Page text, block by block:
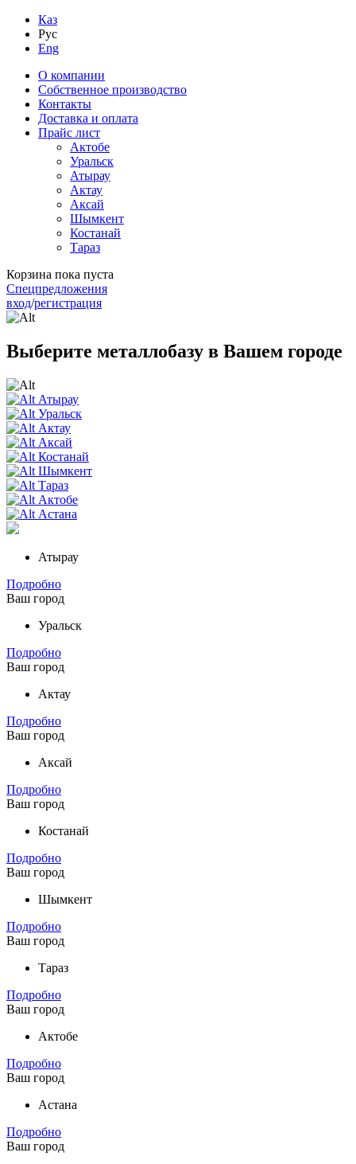
Каз
Рус
Eng
О компании
Собственное производство
Контакты
Доставка и оплата
Прайс лист
Актобе
Уральск
Атырау
Актау
Аксай
Шымкент
Костанай
Тараз
Корзина пока пуста
Спецпредложения
вход/регистрация
Выберите металлобазу в Вашем городе
Атырау
Уральск
Актау
Аксай
Костанай
Шымкент
Тараз
Актобе
Астана
Атырау
Подробно
Ваш город
Уральск
Подробно
Ваш город
Актау
Подробно
Ваш город
Аксай
Подробно
Ваш город
Костанай
Подробно
Ваш город
Шымкент
Подробно
Ваш город
Тараз
Подробно
Ваш город
Актобе
Подробно
Ваш город
Астана
Подробно
Ваш город